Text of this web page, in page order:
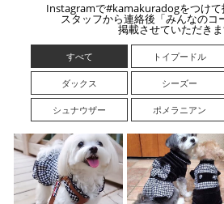
Instagramで#kamakuradogをつけて
スタッフから連絡後「みんなのコ
掲載させていただきま
すべて トイプードル
ダックス シーズー
シュナウザー ポメラニアン